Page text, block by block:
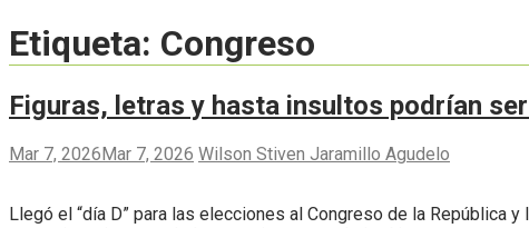
Etiqueta: Congreso
Figuras, letras y hasta insultos podrían
Mar 7, 2026Mar 7, 2026 Wilson Stiven Jaramillo Agudelo
Llegó el “día D” para las elecciones al Congreso de la República